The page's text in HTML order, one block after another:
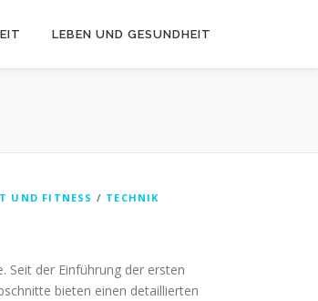
LEBEN UND GESUNDHEIT
UND FITNESS / TECHNIK
Seit der Einführung der ersten
bieten einen detaillierten